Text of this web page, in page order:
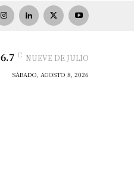
6.7 C NUEVE DE JULIO
SÁBADO, AGOSTO 8, 2026